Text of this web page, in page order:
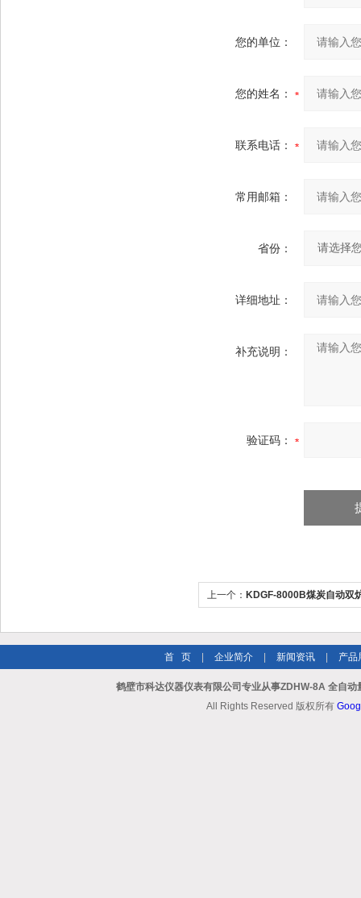
您的单位：
您的姓名：
联系电话：
常用邮箱：
省份：
详细地址：
补充说明：
验证码：
上一个： KDGF-8000B煤炭自动双
首 页 企业简介 新闻资讯 产品
鹤壁市科达仪器仪表有限公司专业从事ZDHW-8A 全自
All Rights Reserved 版权所有